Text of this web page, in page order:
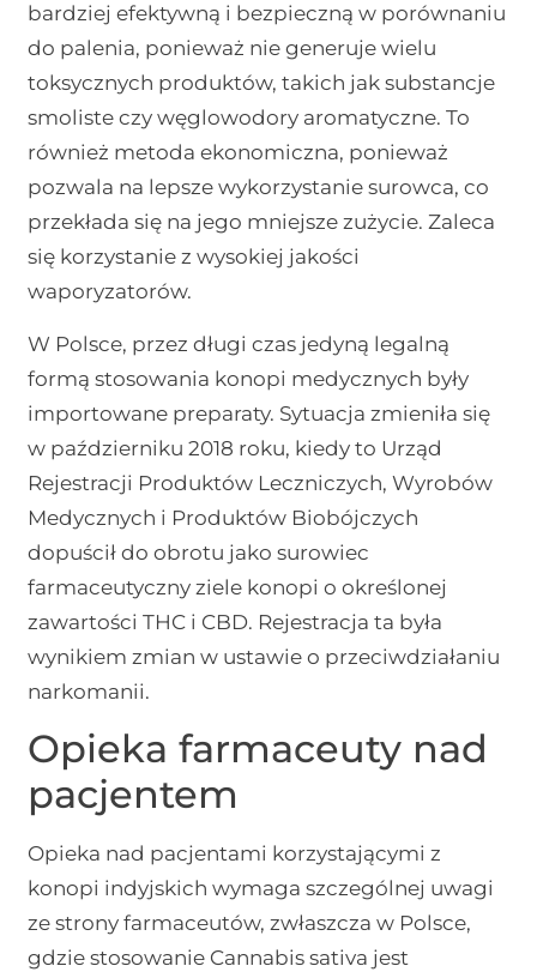
bardziej efektywną i bezpieczną w porównaniu
do palenia, ponieważ nie generuje wielu
toksycznych produktów, takich jak substancje
smoliste czy węglowodory aromatyczne. To
również metoda ekonomiczna, ponieważ
pozwala na lepsze wykorzystanie surowca, co
przekłada się na jego mniejsze zużycie. Zaleca
się korzystanie z wysokiej jakości
waporyzatorów.
W Polsce, przez długi czas jedyną legalną
formą stosowania konopi medycznych były
importowane preparaty. Sytuacja zmieniła się
w październiku 2018 roku, kiedy to Urząd
Rejestracji Produktów Leczniczych, Wyrobów
Medycznych i Produktów Biobójczych
dopuścił do obrotu jako surowiec
farmaceutyczny ziele konopi o określonej
zawartości THC i CBD. Rejestracja ta była
wynikiem zmian w ustawie o przeciwdziałaniu
narkomanii.
Opieka farmaceuty nad
pacjentem
Opieka nad pacjentami korzystającymi z
konopi indyjskich wymaga szczególnej uwagi
ze strony farmaceutów, zwłaszcza w Polsce,
gdzie stosowanie Cannabis sativa jest